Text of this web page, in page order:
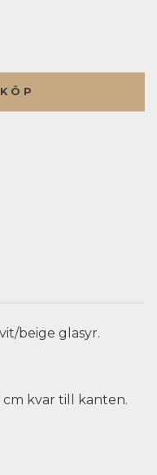
KÖP
beige glasyr.
kvar till kanten.